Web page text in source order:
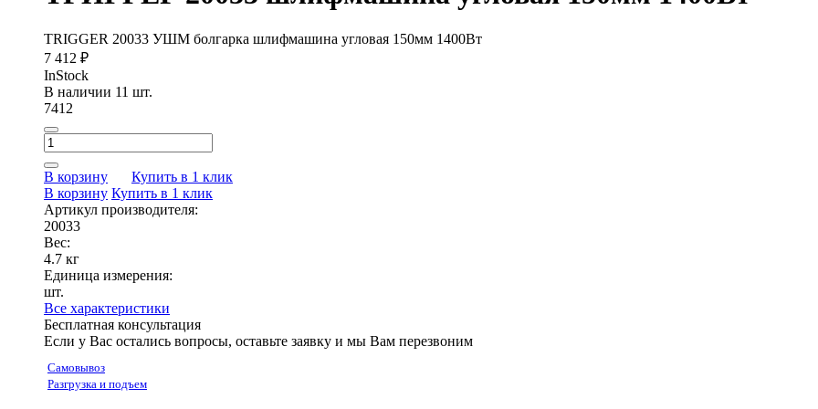
TRIGGER 20033 УШМ болгарка шлифмашина угловая 150мм 1400Вт
7 412 ₽
InStock
В наличии 11 шт.
7412
В корзину
Купить в 1 клик
В корзину Купить в 1 клик
Артикул производителя:
20033
Вес:
4.7 кг
Единица измерения:
шт.
Все характеристики
Бесплатная консультация
Если у Вас остались вопросы, оставьте заявку и мы Вам перезвоним
Самовывоз
Разгрузка и подъем